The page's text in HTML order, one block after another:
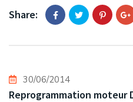
Share:
30/06/2014
Reprogrammation moteur